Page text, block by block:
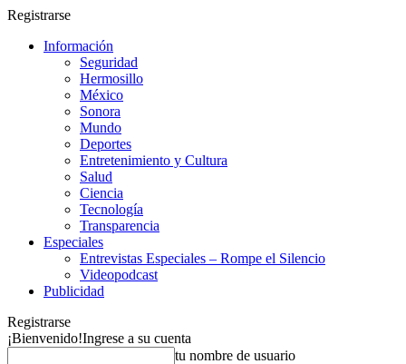
Registrarse
Información
Seguridad
Hermosillo
México
Sonora
Mundo
Deportes
Entretenimiento y Cultura
Salud
Ciencia
Tecnología
Transparencia
Especiales
Entrevistas Especiales – Rompe el Silencio
Videopodcast
Publicidad
Registrarse
¡Bienvenido!Ingrese a su cuenta
tu nombre de usuario